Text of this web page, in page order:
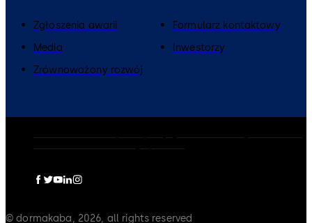
Zgłoszenia awarii
Formularz kontaktowy
Media
Inwestorzy
Zrównoważony rozwój
© dormakaba, 2026, all rights reserved